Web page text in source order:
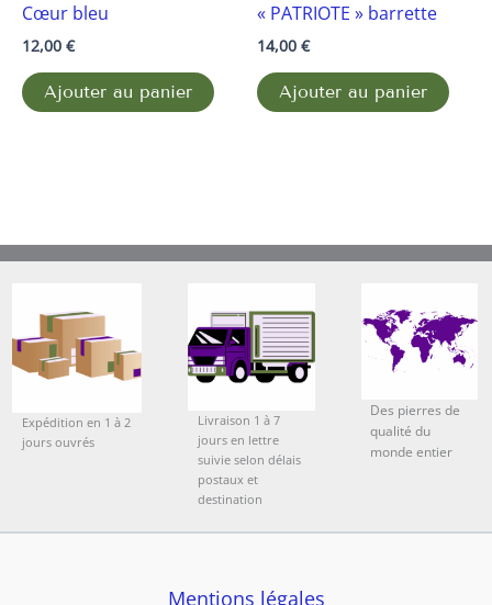
Cœur bleu
12,00 €
Ajouter au panier
« PATRIOTE » barrette
14,00 €
Ajouter au panier
Expédition en 1 à 2
jours ouvrés
Livraison 1 à 7
jours en lettre
suivie selon délais
postaux et
destination
Des pierres de
qualité du
monde entier
Mentions légales